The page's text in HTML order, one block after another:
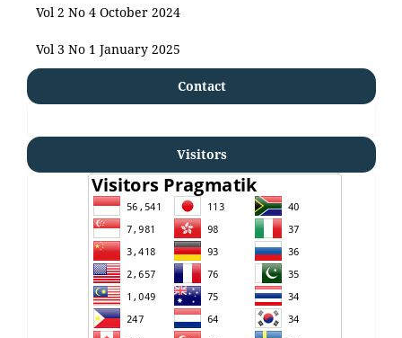
Vol 2 No 4 October 2024
Vol 3 No 1 January 2025
Contact
Visitors